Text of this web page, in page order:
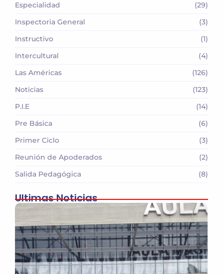
Especialidad
(29)
Inspectoria General
(3)
Instructivo
(1)
Intercultural
(4)
Las Américas
(126)
Noticias
(123)
P.I.E
(14)
Pre Básica
(6)
Primer Ciclo
(3)
Reunión de Apoderados
(2)
Salida Pedagógica
(8)
Ultimas Noticias